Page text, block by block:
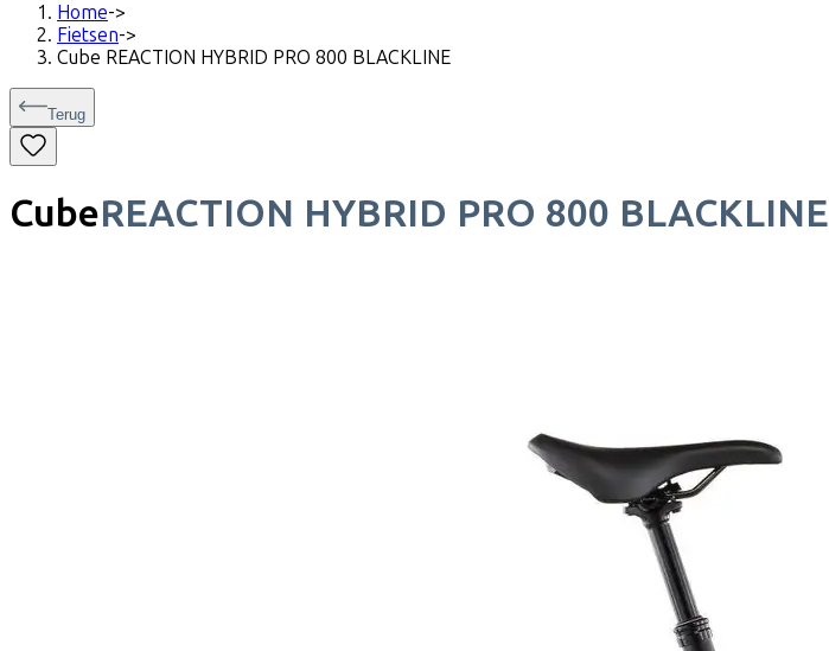
Home->
Fietsen->
Cube REACTION HYBRID PRO 800 BLACKLINE
Terug
CubeREACTION HYBRID PRO 800 BLACKLINE